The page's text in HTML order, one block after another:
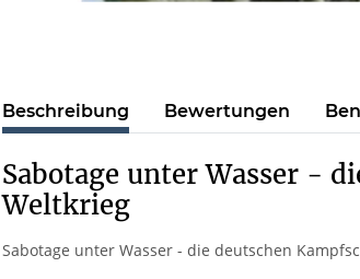
Beschreibung Bewertungen
Sabotage unter Wasser -
Weltkrieg
Sabotage unter Wasser - die deutschen